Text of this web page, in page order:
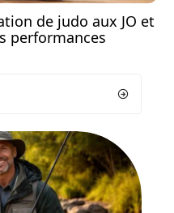
de judo aux JO et
performances